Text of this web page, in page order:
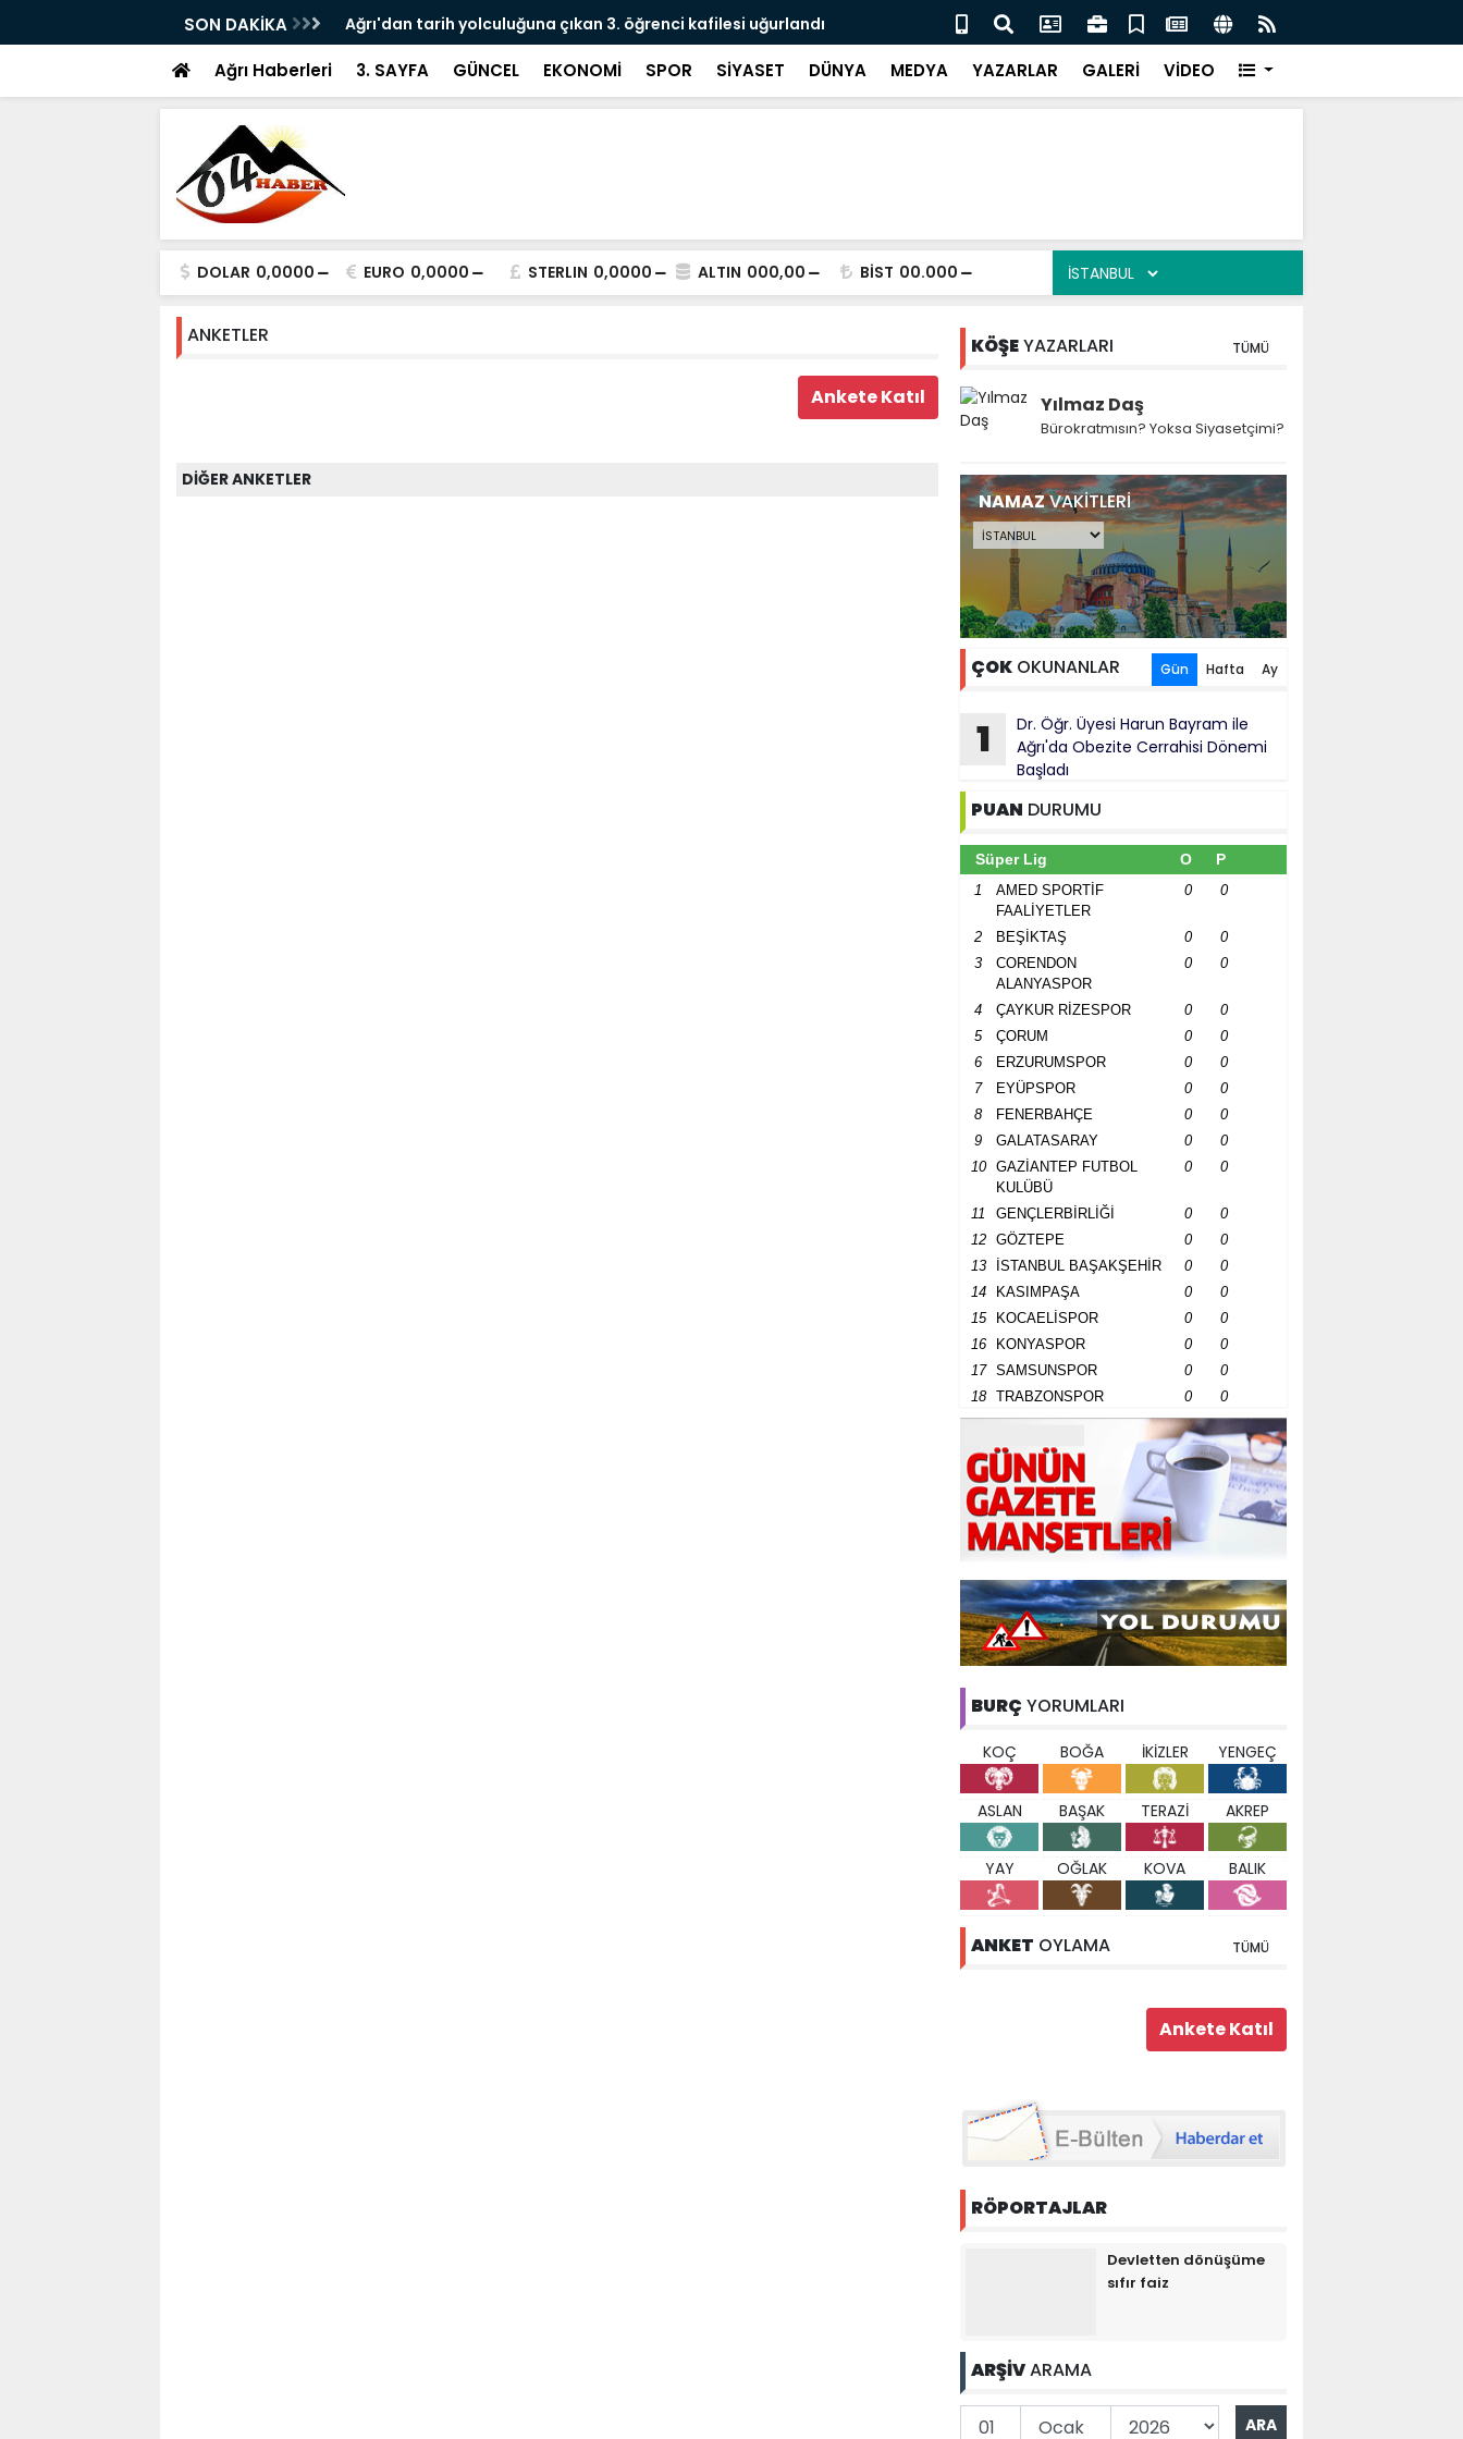
SON DAKİKA
ile Ağrı'da Obezite Cerrahisi Dönemi Ağrı'dan tarih yolculuğuna çıkan 3. öğrenci kafilesi uğurlandı
Doğubayazıt Kekiği İçin Tarihi Adım: Coğrafi İşaret ve Markalaşma
Süreci Başladı
Ağrı Haberleri 3. SAYFA GÜNCEL EKONOMİ SPOR SİYASET DÜNYA MEDYA YAZARLAR GALERİ VİDEO
DOLAR 0,0000 EURO 0,0000 STERLIN 0,0000 ALTIN 000,00 BİST 00.000
ANKETLER
DİĞER ANKETLER
KÖŞEYAZARLARI TÜMÜ
Yılmaz Daş
Bürokratmısın? Yoksa Siyasetçimi?
NAMAZVAKİTLERİ
ÇOK OKUNANLAR Gün Hafta Ay
1
Dr. Öğr. Üyesi Harun Bayram ile
Ağrı'da Obezite Cerrahisi Dönemi
Başladı
PUAN DURUMU
Süper Lig O P
1
AMED SPORTİF
FAALİYETLER
0 0
2 BEŞİKTAŞ 0
0
3
CORENDON
ALANYASPOR
0 0
4 ÇAYKUR RİZESPOR 0
0
5
ÇORUM 0
0
6
ERZURUMSPOR 0
0
7
EYÜPSPOR 0
0
8
FENERBAHÇE 0
0
9
GALATASARAY 0
0
10
GAZİANTEP FUTBOL
KULÜBÜ
0 0
11 GENÇLERBİRLİĞİ 0
0
12
GÖZTEPE 0
0
13
İSTANBUL BAŞAKŞEHİR 0
0
14
KASIMPAŞA 0
0
15
KOCAELİSPOR 0
0
16
KONYASPOR 0
0
17
SAMSUNSPOR 0
0
18
TRABZONSPOR 0 0
BURÇ YORUMLARI
KOÇ BOĞA İKİZLER YENGEÇ
ASLAN BAŞAK TERAZİ AKREP
YAY OĞLAK KOVA BALIK
ANKET OYLAMA TÜMÜ
RÖPORTAJLAR
Devletten dönüşüme
sıfır faiz
ARŞİVARAMA